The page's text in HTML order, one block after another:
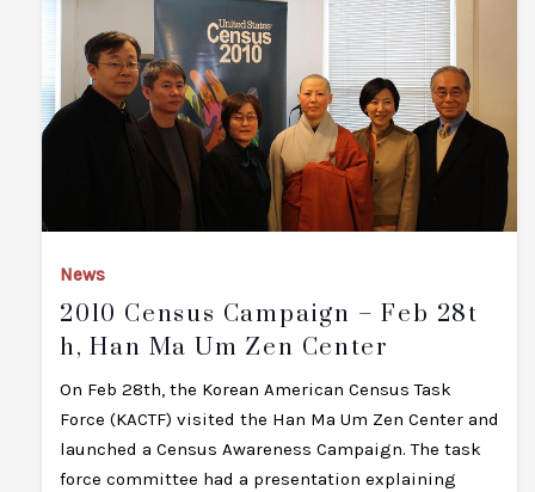
News
2010 Census Campaign – Feb 28t
H, Han Ma Um Zen Center
On Feb 28th, the Korean American Census Task
Force (KACTF) visited the Han Ma Um Zen Center and
launched a Census Awareness Campaign. The task
force committee had a presentation explaining